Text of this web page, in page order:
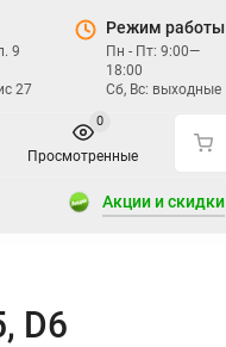
9
27
Режим работы
Пн - Пт: 9:00—
18:00
Сб, Вс: выходные
Просмотренные
0
Акции и скидки
D6